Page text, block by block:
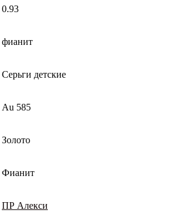
0.93
фианит
Серьги детские
Au 585
Золото
Фианит
ПР Алекси